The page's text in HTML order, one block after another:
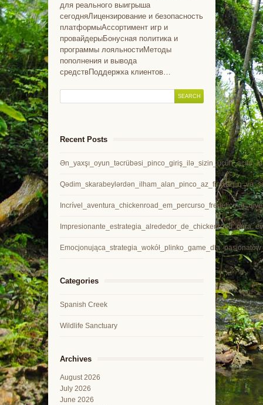
для реального выигрыша
сегодняЛицензирование и безопасность
платформыАссортимент игр и
провайдерыБонусная политика и
программы лояльностиМетоды
пополнения и вывода
средствПоддержка клиентов…
Recent Posts
Categories
Spanish Creek
Wildlife Sanctuary
Archives
August 2026
July 2026
June 2026